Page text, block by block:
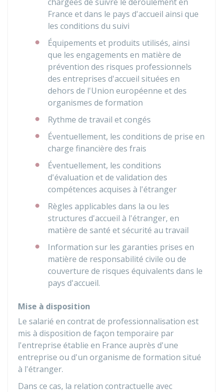
France et dans le pays d'accueil ainsi que
les conditions du suivi
Équipements et produits utilisés, ainsi
que les engagements en matière de
prévention des risques professionnels
des entreprises d'accueil situées en
dehors de l'Union européenne et des
organismes de formation
Rythme de travail et congés
Éventuellement, les conditions de prise en
charge financière des frais
Éventuellement, les conditions
d'évaluation et de validation des
compétences acquises à l'étranger
Règles applicables dans la ou les
structures d'accueil à l'étranger, en
matière de santé et sécurité au travail
Information sur les garanties prises en
matière de responsabilité civile ou de
couverture de risques équivalents dans le
pays d'accueil.
Mise à disposition
Le salarié en contrat de professionnalisation est
mis à disposition de façon temporaire par
l'entreprise établie en France auprès d'une
entreprise ou d'un organisme de formation situé
à l'étranger.
Dans ce cas, la relation contractuelle avec